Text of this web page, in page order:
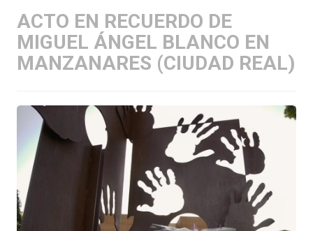
ACTO EN RECUERDO DE
MIGUEL ÁNGEL BLANCO EN
MANZANARES (CIUDAD REAL)